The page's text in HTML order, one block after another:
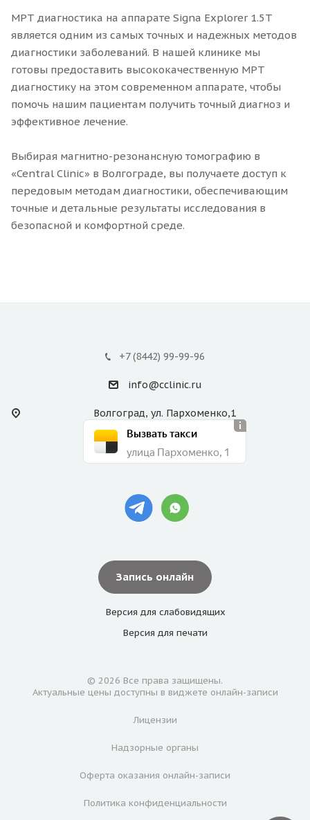
МРТ диагностика на аппарате Signa Explorer 1.5T
является одним из самых точных и надежных методов
диагностики заболеваний. В нашей клинике мы
готовы предоставить высококачественную МРТ
диагностику на этом современном аппарате, чтобы
помочь нашим пациентам получить точный диагноз и
эффективное лечение.
Выбирая магнитно-резонансную томографию в
«Central Clinic» в Волгограде, вы получаете доступ к
передовым методам диагностики, обеспечивающим
точные и детальные результаты исследования в
безопасной и комфортной среде.
+7 (8442) 99-99-96
info@cclinic.ru
Волгоград, ул. Пархоменко,1
Вызвать такси
улица Пархоменко, 1
Запись онлайн
Версия для слабовидящих
Версия для печати
© 2026 Все права защищены.
Актуальные цены доступны в виджете онлайн-записи
Лицензии
Надзорные органы
Оферта оказания онлайн-записи
Политика конфиденциальности